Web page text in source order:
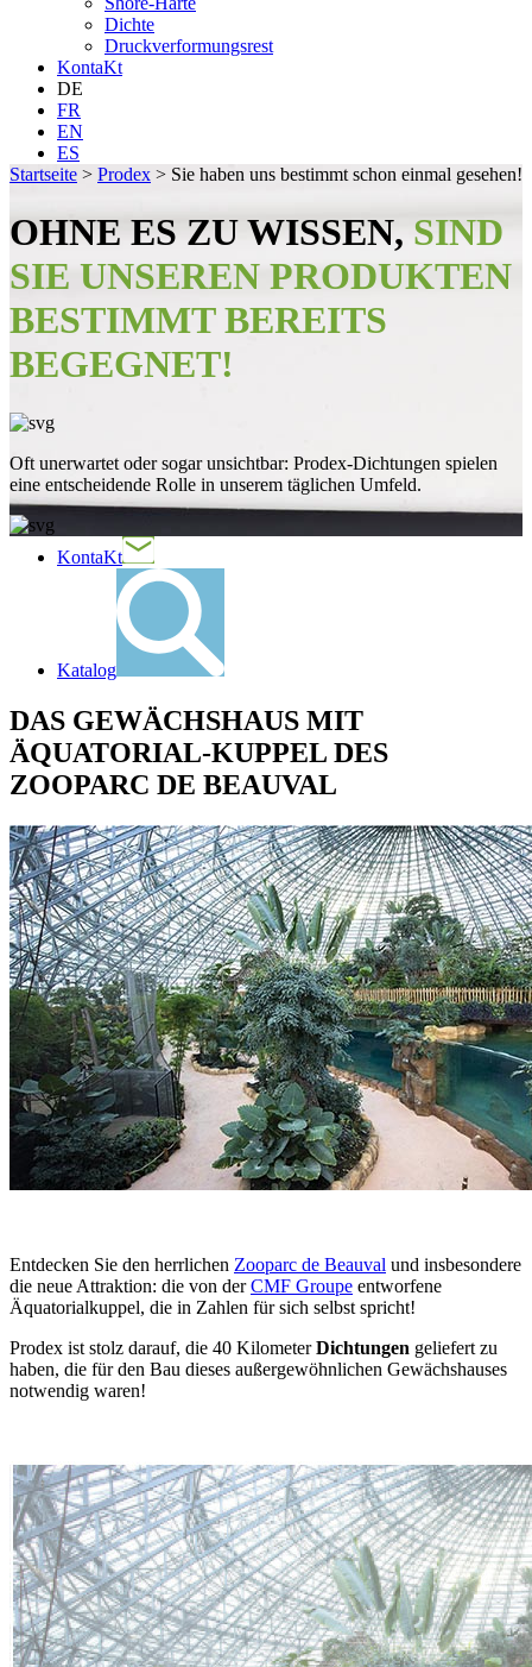
Dichte
Druckverformungsrest
KontaKt
DE
FR
EN
ES
Startseite > Prodex > Sie haben uns bestimmt schon einmal gesehen!
OHNE ES ZU WISSEN, SIND
SIE UNSEREN PRODUKTEN
BESTIMMT BEREITS
BEGEGNET!
Oft unerwartet oder sogar unsichtbar: Prodex-Dichtungen spielen
eine entscheidende Rolle in unserem täglichen Umfeld.
KontaKt
Katalog
DAS GEWÄCHSHAUS MIT
ÄQUATORIAL-KUPPEL DES
ZOOPARC DE BEAUVAL
Entdecken Sie den herrlichen Zooparc de Beauval und insbesondere
die neue Attraktion: die von derCMF Groupe entworfene
Äquatorialkuppel, die in Zahlen für sich selbst spricht!
Prodex ist stolz darauf, die 40 KilometerDichtungen geliefert zu
haben, die für den Bau dieses außergewöhnlichen Gewächshauses
notwendig waren!